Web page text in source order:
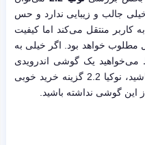
جالب و زیبایی ندارد و حس
منتقل می‌کند اما کیفیت
خواهد بود. اگر خیلی به
یک گوشی اندرویدی
برای پیش بردن کارهای خود داشته باشید، نوکیا 2.2 گزینه خرید خوبی
این گوشی نداشته باشید.